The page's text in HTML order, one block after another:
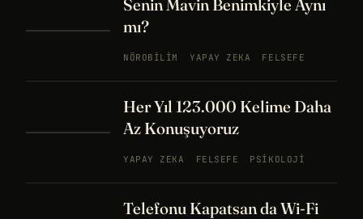
Senin Mavin Benimkiyle Aynı
mı?
NÖROBILIM YAPAY ZEKA FELSEFE
Her Yıl 123.000 Kelime Daha
Az Konuşuyoruz
YAPAY ZEKA FELSEFE PSIKOLOJI
Telefonu Kapatsan da Wi-Fi